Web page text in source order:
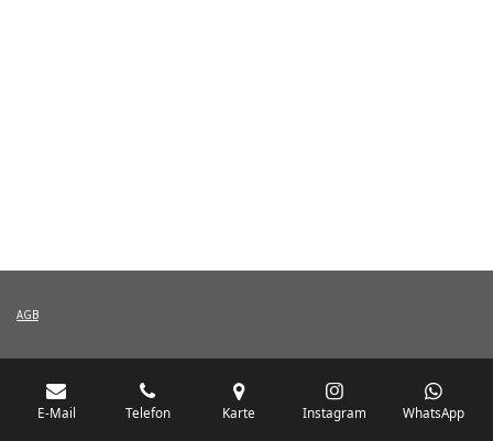
AGB
E-Mail Telefon Karte Instagram WhatsApp